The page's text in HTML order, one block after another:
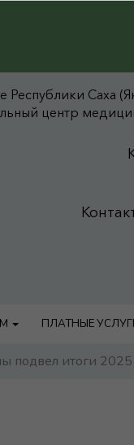
Саха
центр
ПЛАТНЫЕ
итоги 2025